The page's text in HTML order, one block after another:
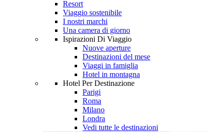
Resort
Viaggio sostenibile
I nostri marchi
Una camera di giorno
Ispirazioni Di Viaggio
Nuove aperture
Destinazioni del mese
Viaggi in famiglia
Hotel in montagna
Hotel Per Destinazione
Parigi
Roma
Milano
Londra
Vedi tutte le destinazioni